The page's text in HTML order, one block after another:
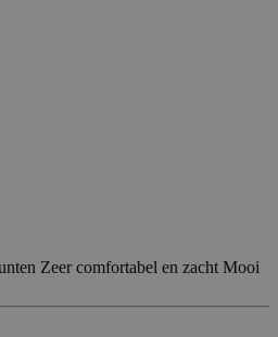
Zeer comfortabel en zacht Mooi